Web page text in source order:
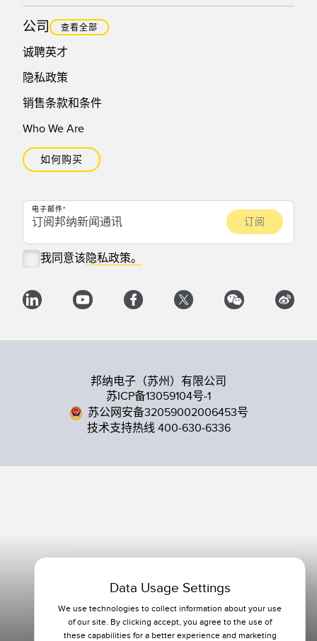
公司 查看全部
诚聘英才
隐私政策
销售条款和条件
Who We Are
如何购买
电子邮件
我同意该隐私政策。
邦纳电子（苏州）有限公司
苏ICP备13059104号-1
苏公网安备32059002006453号
技术支持热线 400-630-6336
Data Usage Settings
We use technologies to collect information about your use
of our site. By clicking accept, you agree to the use of
these capabilities for a better experience and marketing